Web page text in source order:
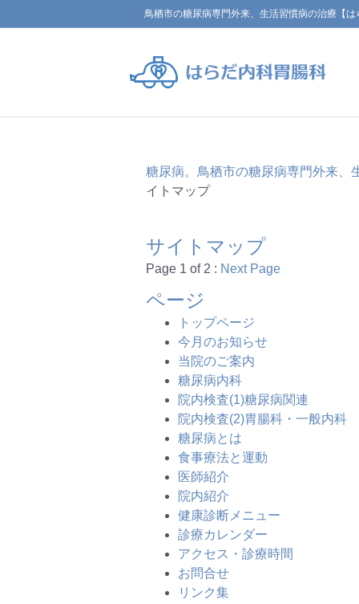
鳥栖市の糖尿病専門外来、生活習慣病の治療【
糖尿病。鳥栖市の糖尿病専門外来
イトマップ
サイトマップ
Page 1 of 2 : Next Page
ページ
トップページ
今月のお知らせ
当院のご案内
糖尿病内科
院内検査(1)糖尿病関連
院内検査(2)胃腸科・一般内科
糖尿病とは
食事療法と運動
医師紹介
院内紹介
健康診断メニュー
診療カレンダー
アクセス・診療時間
お問合せ
リンク集